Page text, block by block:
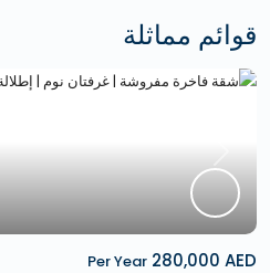
قوائم مماثلة
Next
Per Year 280,000 AED